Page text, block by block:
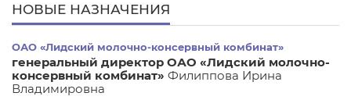
НОВЫЕ НАЗНАЧЕНИЯ
ОАО «Лидский молочно-консервный комбинат»
генеральный директор ОАО «Лидский молочно-
консервный комбинат» Филиппова Ирина
Владимировна